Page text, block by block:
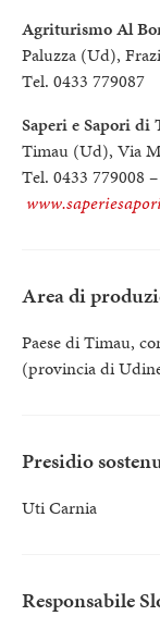
Agriturismo Al
Paluzza (Ud),
Tel. 0433 779087
Saperi e Sapori
Timau (Ud), Via
Tel. 0433 779008 –
Area di
Paese di Timau,
(provincia di
Presidio
Uti Carnia
Responsabile